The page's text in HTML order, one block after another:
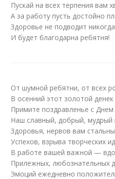
Пускай на всех терпения вам
А за работу пусть достойно
Здоровье не подводит
И будет благодарна ребятня!
От шумной ребятни, от всех
В осенний этот золотой денек
Примите поздравленье с Днем
Наш славный, добрый, мудрый
Здоровья, нервов вам
Успехов, взрыва творческих
В работе вашей важной —
Прилежных, любознательных
Эмоций ежедневно